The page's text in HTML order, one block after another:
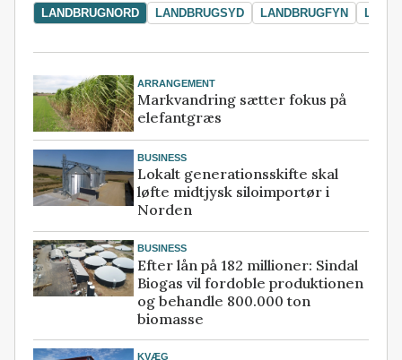
LANDBRUGNORD LANDBRUGSYD LANDBRUGFYN
ARRANGEMENT
Markvandring sætter fokus på
elefantgræs
BUSINESS
Lokalt generationsskifte skal
løfte midtjysk siloimportør i
Norden
BUSINESS
Efter lån på 182 millioner: Sindal
Biogas vil fordoble produktionen
og behandle 800.000 ton
biomasse
KVÆG